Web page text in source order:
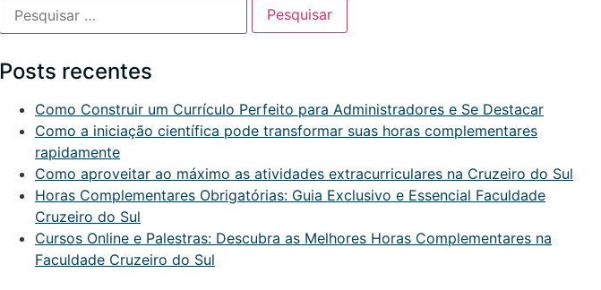
Posts recentes
Como Construir um Currículo Perfeito para Administradores e Se Destacar
Como a iniciação científica pode transformar suas horas complementares
rapidamente
Como aproveitar ao máximo as atividades extracurriculares na Cruzeiro do Sul
Horas Complementares Obrigatórias: Guia Exclusivo e Essencial Faculdade
Cruzeiro do Sul
Cursos Online e Palestras: Descubra as Melhores Horas Complementares na
Faculdade Cruzeiro do Sul